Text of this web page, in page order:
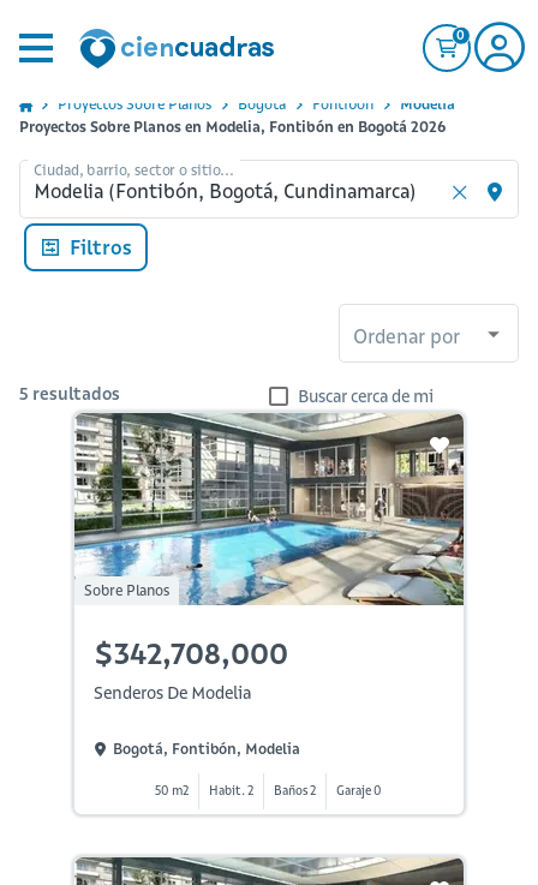
0
Proyectos Sobre Planos Bogota Fontibon
Modelia
Proyectos Sobre Planos en Modelia, Fontibón en Bogotá 2026
Ciudad, barrio, sector o sitio...
Filtros
Ordenar por
5 resultados Buscar cerca de mi
Sobre Planos
$342,708,000
Senderos De Modelia
Bogotá, Fontibón, Modelia
50 m2 Habit. 2 Baños 2 Garaje 0